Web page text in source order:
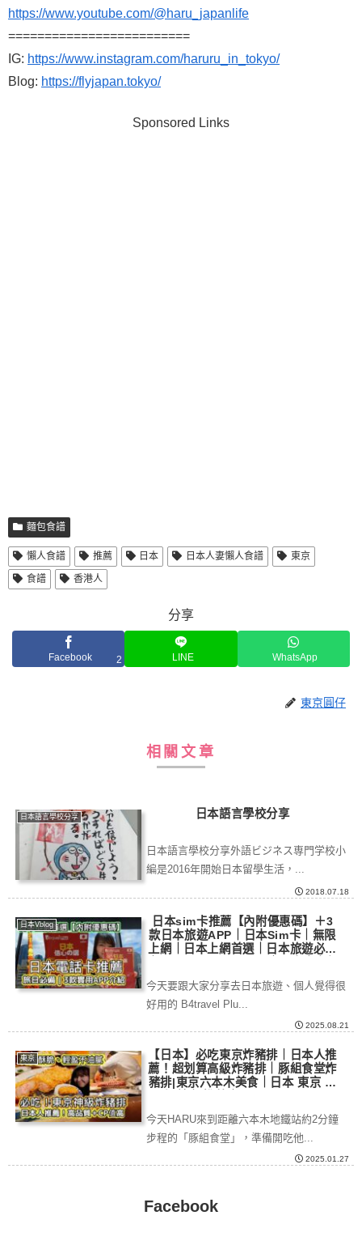
https://www.youtube.com/@haru_japanlife
=========================
IG: https://www.instagram.com/haruru_in_tokyo/
Blog: https://flyjapan.tokyo/
Sponsored Links
麵包食譜
懶人食譜 推薦 日本 日本人妻懶人食譜
東京
食譜
香港人
分享
Facebook 2 LINE WhatsApp
東京圓仔
相關文章
日本語言學校分享 日本語言學校分享
日本語言學校分享外語ビジネス専門学校小
編是2016年開始日本留學生活，...
2018.07.18
日本Vblog
日本sim卡推薦【內附優惠碼】＋3
款日本旅遊APP｜日本Sim卡｜無限
上網｜日本上網首選｜日本旅遊必備
你玩得更順利｜
今天要跟大家分享去日本旅遊、個人覺得很
好用的 B4travel Plu...
2025.08.21
東京
【日本】必吃東京炸豬排｜日本人推
薦！超划算高級炸豬排｜豚組食堂炸
豬排|東京六本木美食｜日本 東京 必
今天HARU來到距離六本木地鐵站約2分鐘
步程的「豚組食堂」，準備開吃他...
2025.01.27
Facebook